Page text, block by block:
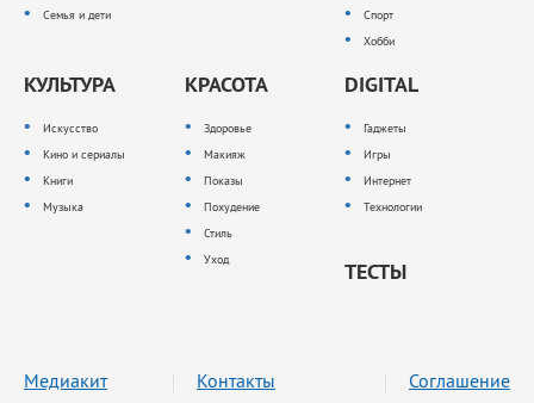
Семья и дети
Спорт
Хобби
КУЛЬТУРА
Искусство
Кино и сериалы
Книги
Музыка
КРАСОТА
Здоровье
Макияж
Показы
Похудение
Стиль
Уход
DIGITAL
Гаджеты
Игры
Интернет
Технологии
ТЕСТЫ
Медиакит Контакты Соглашение